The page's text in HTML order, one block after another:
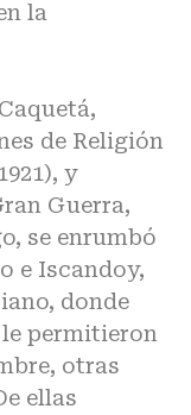
la
de Religión
y
Guerra,
se enrumbó
e Iscandoy,
donde
permitieron
otras
ellas